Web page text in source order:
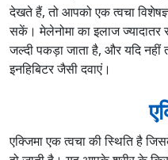
देखते हैं, तो आपको एक त्वचा विशेषज्ञ
सकें। मेलेनोमा का इलाज ज्यादातर
जल्दी पकड़ा जाता है, और यदि
इनहिबिटर जैसी दवाएं।
एक्जिमा एक त्वचा की स्थिति है